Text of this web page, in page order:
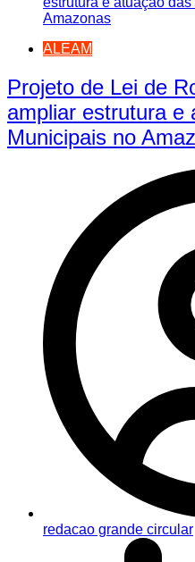
ALEAM
Projeto de Lei de
ampliar estrutura e
Municipais no
redacao grande circular